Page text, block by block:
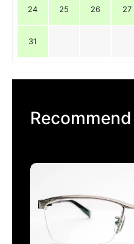
24 25 26 27
31
Recommend